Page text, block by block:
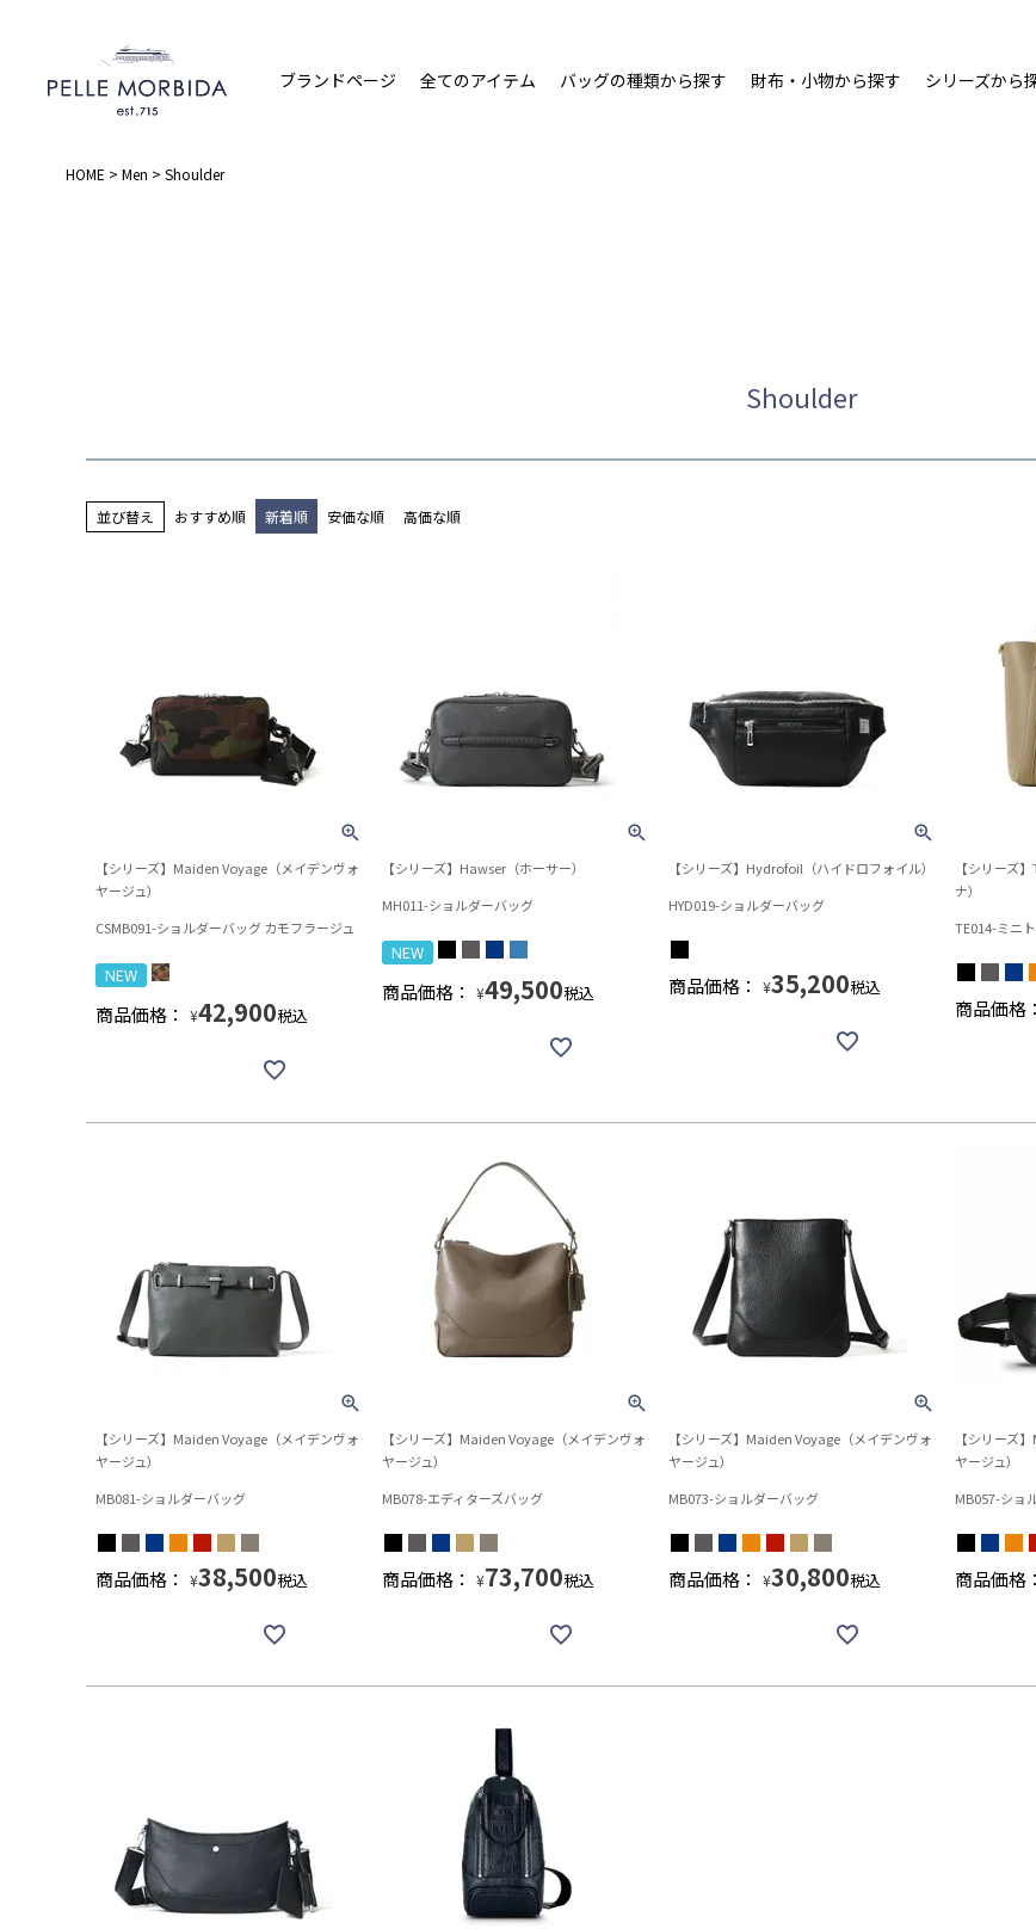
ブランドページ 全てのアイテム バッグの種類から探す 財布・小物から探す シリーズから
HOME Men Shoulder
Shoulder
並び替え おすすめ順 新着順 安価な順 高価な順
【シリーズ】Maiden Voyage（メイデンヴォ
ヤージュ）
CSMB091-ショルダーバッグ カモフラージュ
NEW
商品価格： ¥42,900税込
【シリーズ】Hawser（ホーサー）
MH011-ショルダーバッグ
NEW
商品価格： ¥49,500税込
【シリーズ】Hydrofoil（ハイドロフォイル）
HYD019-ショルダーバッグ
商品価格： ¥35,200税込
【シリーズ
ナ）
TE014-ミニ
商品価格：
【シリーズ】Maiden Voyage（メイデンヴォ
ヤージュ）
MB081-ショルダーバッグ
商品価格： ¥38,500税込
【シリーズ】Maiden Voyage（メイデンヴォ
ヤージュ）
MB078-エディターズバッグ
商品価格： ¥73,700税込
【シリーズ】Maiden Voyage（メイデンヴォ
ヤージュ）
MB073-ショルダーバッグ
商品価格： ¥30,800税込
【シリーズ
ヤージュ）
MB057-ショ
商品価格：